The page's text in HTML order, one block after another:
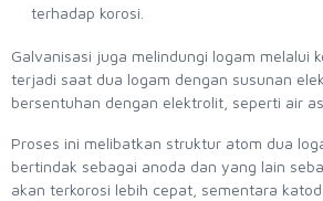
terhadap korosi.
Galvanisasi juga melindungi logam melalui
terjadi saat dua logam dengan susunan
bersentuhan dengan elektrolit, seperti air
Proses ini melibatkan struktur atom dua
bertindak sebagai anoda dan yang lain
akan terkorosi lebih cepat, sementara